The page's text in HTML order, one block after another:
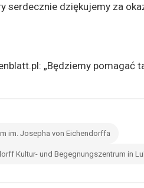
serdecznie dziękujemy za
„Będziemy pomagać
im. Josepha von Eichendorffa
Kultur- und Begegnungszentrum in